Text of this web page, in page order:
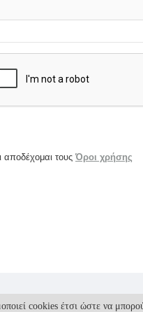
αποδέχομαι τους Όροι χρήσης
cookies έτσι ώστε να